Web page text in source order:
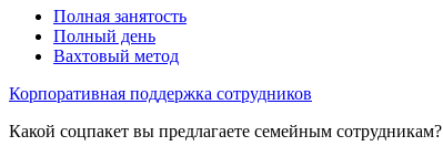
Полная занятость
Полный день
Вахтовый метод
Корпоративная поддержка сотрудников
Какой соцпакет вы предлагаете семейным сотрудникам?